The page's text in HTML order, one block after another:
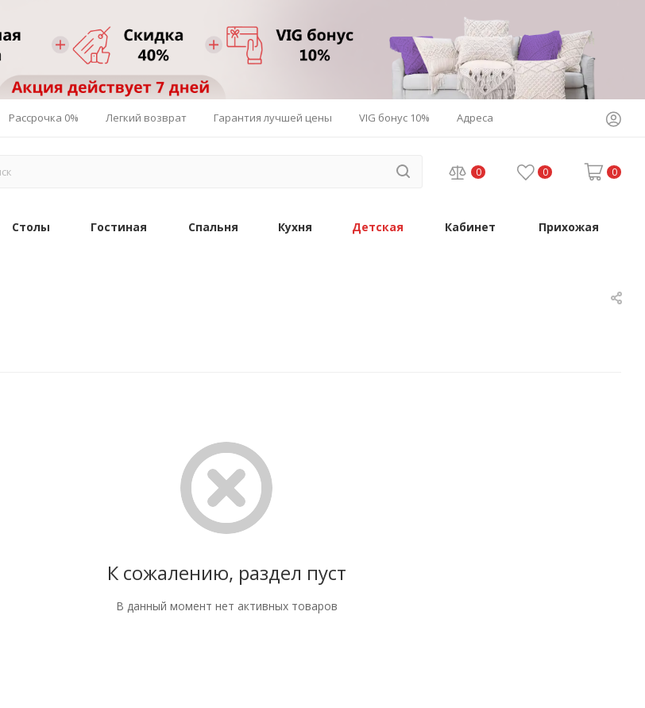
Рассрочка 0% Легкий возврат Гарантия лучшей цены VIG бонус 10% Адреса
0 0 0
Столы Гостиная Спальня Кухня Детская Кабинет Прихожая
К сожалению, раздел пуст
В данный момент нет активных товаров